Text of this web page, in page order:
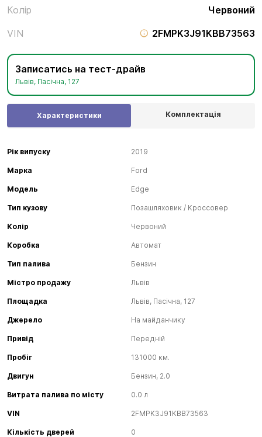
Колір
Червоний
VIN
2FMPK3J91KBB73563
Записатись на тест-драйв
Львів, Пасічна, 127
Характеристики Комплектація
Рік випуску 2019
Марка Ford
Модель Edge
Тип кузову Позашляховик / Кроссовер
Колір Червоний
Коробка Автомат
Тип палива Бензин
Містро продажу Львів
Площадка Львів, Пасічна, 127
Джерело На майданчику
Привід Передній
Пробіг 131000 км.
Двигун Бензин, 2.0
Витрата палива по місту 0.0 л
VIN 2FMPK3J91KBB73563
Кількість дверей 0